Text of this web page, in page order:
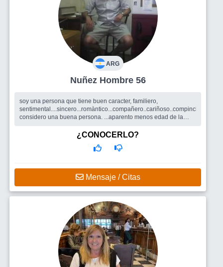
ARG
Nuñez Hombre 56
soy una persona que tiene buen caracter, familiero,
sentimental....sincero...romàntico...compañero..cariñoso..compinche...me
considero una buena persona. ...aparento menos edad de la
me gustaria que sea por sobretodo una buena
persona....simpàtica...amable...cariñosa...compañera. Me podes
escribir a chiche033 en el sitio caliente. NO PUEDO MANDAR
¿CONOCERLO?
Mensaje / Citas